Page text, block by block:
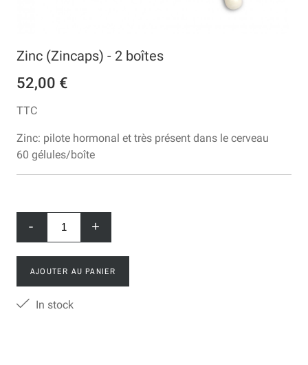
Zinc (Zincaps) - 2 boîtes
52,00 €
TTC
Zinc: pilote hormonal et très présent dans le cerveau
60 gélules/boîte
- +
AJOUTER AU PANIER
In stock